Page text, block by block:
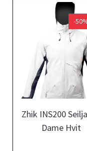
-
Zhik INS200
Dame Hvit